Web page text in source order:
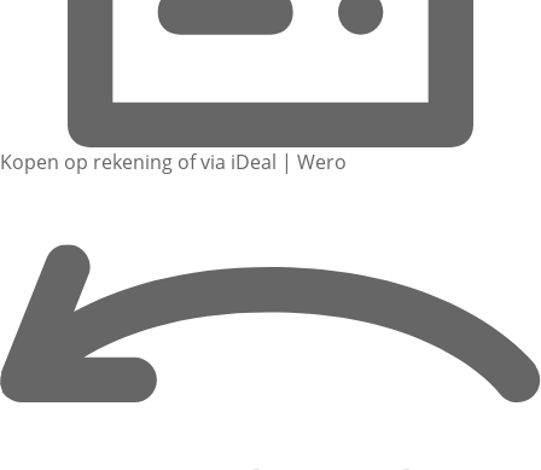
Kopen op rekening of via iDeal | Wero